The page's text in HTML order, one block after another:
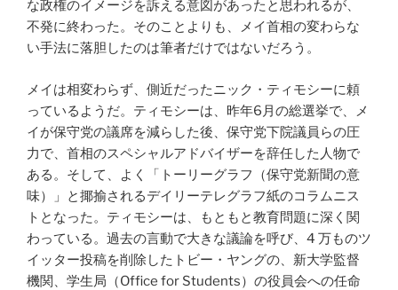
な政権のイメージを訴える意図があったと思われるが、
不発に終わった。そのことよりも、メイ首相の変わらな
い手法に落胆したのは筆者だけではないだろう。
メイは相変わらず、側近だったニック・ティモシーに頼
っているようだ。ティモシーは、昨年6月の総選挙で、メ
イが保守党の議席を減らした後、保守党下院議員らの圧
力で、首相のスペシャルアドバイザーを辞任した人物で
ある。そして、よく「トーリーグラフ（保守党新聞の意
味）」と揶揄されるデイリーテレグラフ紙のコラムニス
トとなった。ティモシーは、もともと教育問題に深く関
わっている。過去の言動で大きな議論を呼び、4 万ものツ
イッター投稿を削除したトビー・ヤングの、新大学監督
機関、学生局（Office for Students）の役員会への任命